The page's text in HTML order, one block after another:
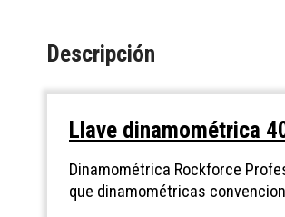
Descripción
Llave dinamométrica
Dinamométrica Rockforce
que dinamométricas